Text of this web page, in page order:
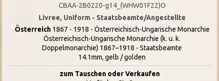
CBAA-2B0220-g14_(WHW01F22)O
Livree, Uniform - Staatsbeamte/Angestellte
Österreich1867 - 1918 - Österreichisch-Ungarische Monarchie
Österreichisch-Ungarische Monarchie (k. u. k.
Doppelmonarchie) 1867–1918 - Staatsbeamte
14.1mm, gelb / golden
zum Tauschen oder Verkaufen